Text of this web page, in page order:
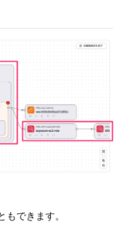
できます。